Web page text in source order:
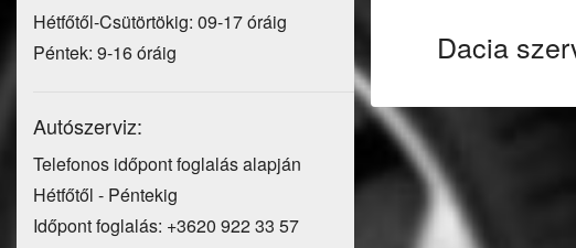
Dacia
Hétfőtől-Csütörtökig: 09-17 óráig
Péntek: 9-16 óráig
Autószerviz:
Telefonos időpont foglalás alapján
Hétfőtől - Péntekig
Időpont foglalás: +3620 922 33 57